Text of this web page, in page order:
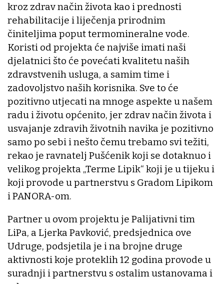
kroz zdrav način života kao i prednosti
rehabilitacije i liječenja prirodnim
činiteljima poput termomineralne vode.
Koristi od projekta će najviše imati naši
djelatnici što će povećati kvalitetu naših
zdravstvenih usluga, a samim time i
zadovoljstvo naših korisnika. Sve to će
pozitivno utjecati na mnoge aspekte u našem
radu i životu općenito, jer zdrav način života i
usvajanje zdravih životnih navika je pozitivno
samo po sebi i nešto čemu trebamo svi težiti,
rekao je ravnatelj Pušćenik koji se dotaknuo i
velikog projekta „Terme Lipik“ koji je u tijeku i
koji provode u partnerstvu s Gradom Lipikom
i PANORA-om.
Partner u ovom projektu je Palijativni tim
LiPa, a Ljerka Pavković, predsjednica ove
Udruge, podsjetila je i na brojne druge
aktivnosti koje proteklih 12 godina provode u
suradnji i partnerstvu s ostalim ustanovama i